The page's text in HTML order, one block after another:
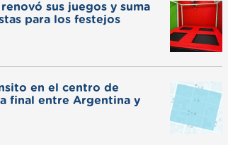
sus juegos y suma
para los festejos
en el centro de
final entre Argentina y